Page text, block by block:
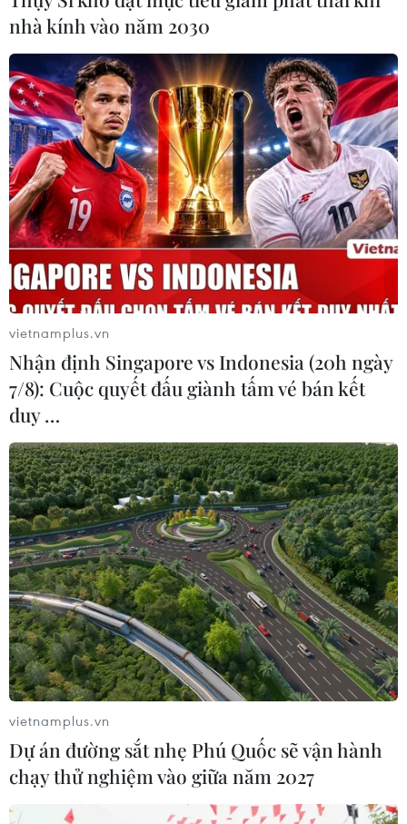
nhà kính vào năm 2030
vietnamplus.vn
Nhận định Singapore vs Indonesia (20h ngày
7/8): Cuộc quyết đấu giành tấm vé bán kết
duy …
vietnamplus.vn
Dự án đường sắt nhẹ Phú Quốc sẽ vận hành
chạy thử nghiệm vào giữa năm 2027